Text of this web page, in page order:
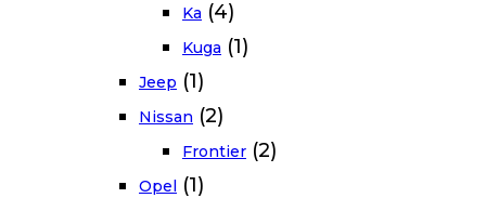
Ka (4)
Kuga (1)
Jeep (1)
Nissan (2)
Frontier (2)
Opel (1)